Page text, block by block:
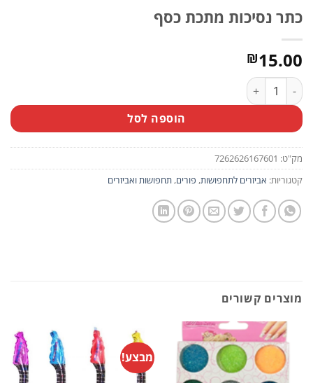
כתר נסיכות מתכת כסף
₪15.00
כמות של כתר נסיכות מתכת כסף
הוספה לסל
מק"ט: 7262626167601
קטגוריות: אביזרים לתחפושות, פורים, תחפושות ואביזרים
מוצרים קשורים
מבצע!